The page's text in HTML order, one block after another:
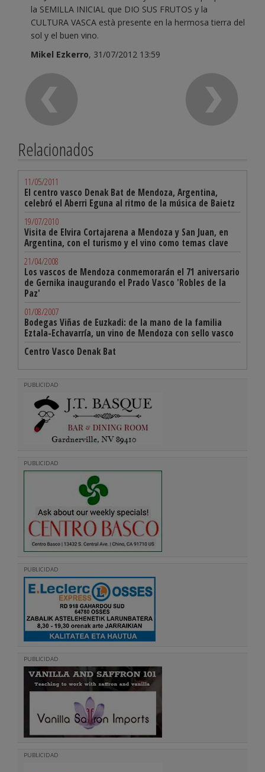
la SEMILLA INICIAL que DIO SUS FRUTOS y la
CULTURA VASCA està presente en la hermosa tierra del
sol y el buen vino.
Mikel Ezkerro, 31/07/2012 13:59
Relacionados
11/05/2011
El centro vasco Denak Bat de Mendoza, Argentina,
celebró el Aberri Eguna al ritmo de la música de Baietz
19/07/2010
Visita de Elvira Cortajarena a Mendoza y San Juan, en
Argentina, con el turismo y el vino como temas clave
21/04/2008
Los vascos de Mendoza conmemorarán el 71 aniversario
de Gernika inaugurando el Prado Vasco 'Robles de la
Paz'
01/08/2007
Bodegas Viñas de Euzkadi: de la mano de la familia
Eztala-Echavarría, un vino de Mendoza con sello vasco
Centro Vasco Denak Bat
PUBLICIDAD
PUBLICIDAD
PUBLICIDAD
PUBLICIDAD
PUBLICIDAD